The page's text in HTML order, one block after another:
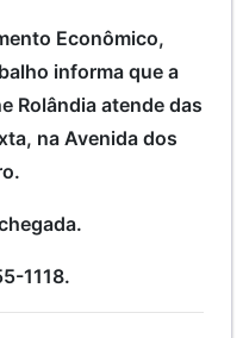
Econômico,
informa que a
Rolândia atende das
na Avenida dos
1118.